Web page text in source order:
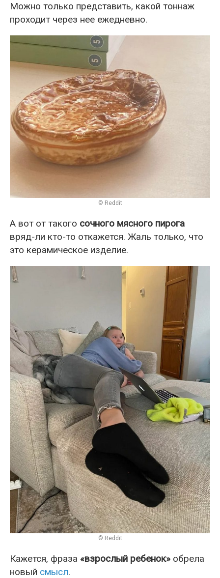
Можно только представить, какой тоннаж
проходит через нее ежедневно.
© Reddit
А вот от такого сочного мясного пирога
вряд-ли кто-то откажется. Жаль только, что
это керамическое изделие.
© Reddit
Кажется, фраза «взрослый ребенок» обрела
новый смысл.